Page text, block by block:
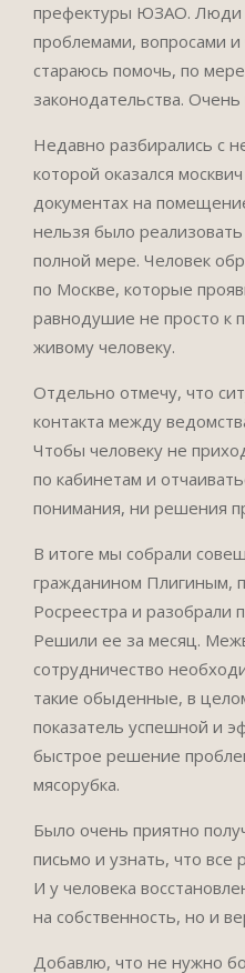
префектуры ЮЗАО. Люди
проблемами, вопросами и
стараюсь помочь, по
законодательства.
Недавно разбирались с
которой оказался
документах на
нельзя было
полной мере. Человек
по Москве, которые
равнодушие не просто к
живому человеку.
Отдельно отмечу, что
контакта между
Чтобы человеку не
по кабинетам и
понимания, ни решения
В итоге мы собрали
гражданином Плигиным,
Росреестра и разобрали
Решили ее за месяц.
сотрудничество
такие обыденные, в
показатель успешной и
быстрое решение
мясорубка.
Было очень приятно
письмо и узнать, что все
И у человека
на собственность, но и
Добавлю, что не нужно